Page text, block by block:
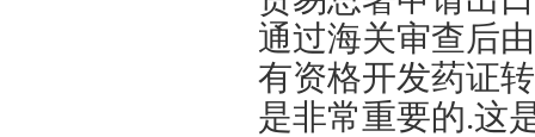
通过海关审查后
有资格开发药证
是非常重要的.这